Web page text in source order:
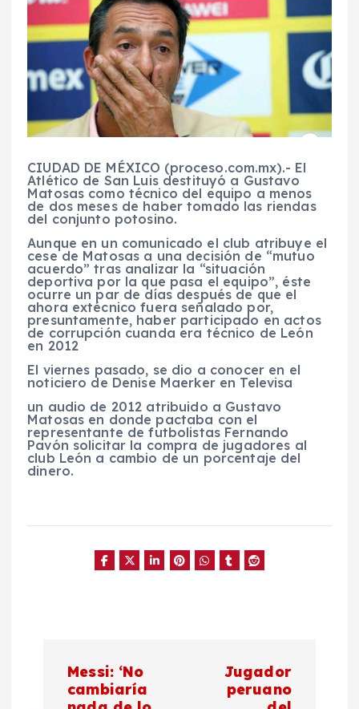
CIUDAD DE MÉXICO (proceso.com.mx).- El
Atlético de San Luis destituyó a Gustavo
Matosas como técnico del equipo a menos
de dos meses de haber tomado las riendas
del conjunto potosino.
Aunque en un comunicado el club atribuye el
cese de Matosas a una decisión de “mutuo
acuerdo” tras analizar la “situación
deportiva por la que pasa el equipo”, éste
ocurre un par de días después de que el
ahora extécnico fuera señalado por,
presuntamente, haber participado en actos
de corrupción cuanda era técnico de León
en 2012
El viernes pasado, se dio a conocer en el
noticiero de Denise Maerker en Televisa
un audio de 2012 atribuido a Gustavo
Matosas en donde pactaba con el
representante de futbolistas Fernando
Pavón solicitar la compra de jugadores al
club León a cambio de un porcentaje del
dinero.
Messi: ‘No
cambiaría
Jugador
peruano